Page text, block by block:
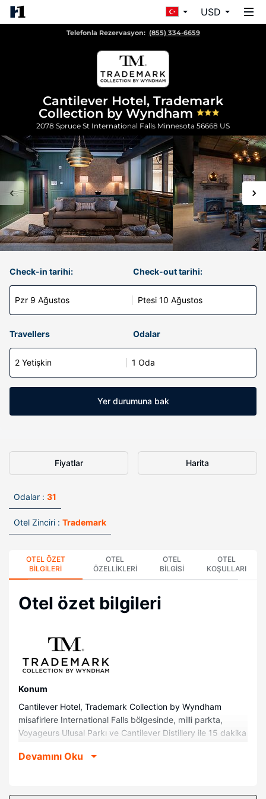
USD
Telefonla Rezervasyon: (855) 334-6659
Cantilever Hotel, Trademark
Collection by Wyndham
2078 Spruce St International Falls Minnesota 56668 US
Check-in tarihi:
Pzr 9 Ağustos
Check-out tarihi:
Ptesi 10 Ağustos
Travellers Odalar
2 Yetişkin 1 Oda
Yer durumuna bak
Fiyatlar Harita
Odalar : 31
Otel Zinciri : Trademark
OTEL ÖZET
BILGILERI
OTEL
ÖZELLIKLERI
OTEL
BILGISI
OTEL
KOŞULLARI
Otel özet bilgileri
Konum
Cantilever Hotel, Trademark Collection by Wyndham
misafirlere International Falls bölgesinde, milli parkta,
Voyageurs Ulusal Parkı ve Cantilever Distillery ile 15 dakika
Lake ile 0,1 mi (0,1 km) ve Ranier Beach ile 0,2 mi (0,3 km)
Devamını Oku